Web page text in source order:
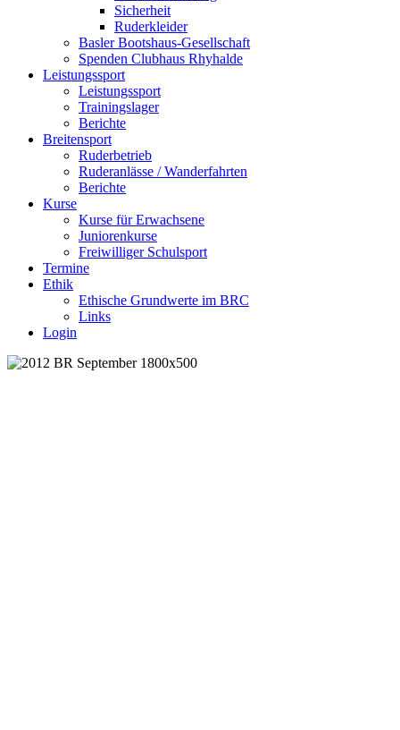
Sicherheit
Ruderkleider
Basler Bootshaus-Gesellschaft
Spenden Clubhaus Rhyhalde
Leistungssport
Leistungssport
Trainingslager
Berichte
Breitensport
Ruderbetrieb
Ruderanlässe / Wanderfahrten
Berichte
Kurse
Kurse für Erwachsene
Juniorenkurse
Freiwilliger Schulsport
Termine
Ethik
Ethische Grundwerte im BRC
Links
Login